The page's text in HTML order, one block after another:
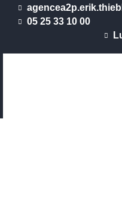
05 25 33 10 00